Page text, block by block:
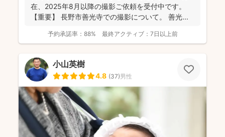
在、2025年8月以降の撮影ご依頼を受付中です。
【重要】 長野市善光寺での撮影について。 善光...
予約承諾率： 88% 最終アクティブ： 7日以上前
小山英樹
4.8 (37)男性